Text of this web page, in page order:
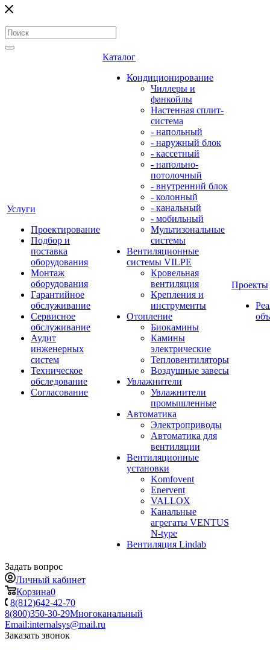
Услуги
Проектирование
Подбор и
поставка
оборудования
Монтаж
оборудования
Гарантийное
обслуживание
Сервисное
обслуживание
Аудит
инженерных
систем
Техническое
обследование
Согласование
Каталог
Кондиционирование
Чиллеры и
фанкойлы
Настенная сплит-
система
- напольный
- наружный блок
- кассетный
- напольно-
потолочный
- внутренний блок
- колонный
- канальный
- мобильный
Мультизональные
системы
Вентиляционные
системы VILPE
Кровельная
вентиляция
Крепления и
инструменты
Отопление
Биокамины
Камины
электрические
Тепловентиляторы
Воздушные завесы
Увлажнители
Увлажнители
промышленные
Автоматика
Электроприводы
Автоматика для
вентиляции
Вентиляционные
установки
Komfovent
Enervent
VALLOX
Канальные
агрегаты VENTUS
N-type
Вентиляция Lindab
Проекты
Задать вопрос
Личный кабинет
Корзина0
8(812)642-42-70
8(800)350-30-29Многоканальный
Email:internalsys@mail.ru
Заказать звонок